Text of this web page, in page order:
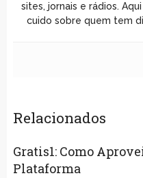
sites, jornais e rádios.
cuido sobre quem tem
Relacionados
Gratis1: Como
Plataforma